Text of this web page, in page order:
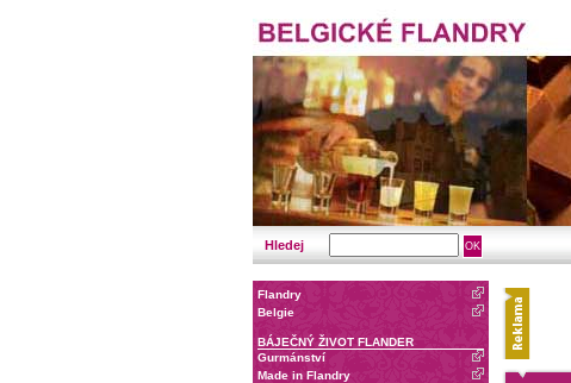
Hledej
Flandry
Belgie
BÁJEČNÝ ŽIVOT FLANDER
Gurmánství
Made in Flandry